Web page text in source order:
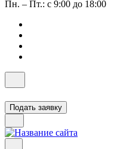
Пн. – Пт.: с 9:00 до 18:00
Подать заявку